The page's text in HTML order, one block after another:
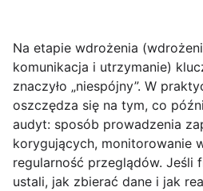
Na etapie wdrożenia
komunikacja i utrzymanie)
znaczyło „niespójny”. W
oszczędza się na tym, co
audyt: sposób prowadzenia
korygujących, monitorowanie
regularność przeglądów. Jeśli
ustali, jak zbierać dane i jak